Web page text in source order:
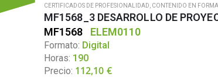
CERTIFICADOS DE PROFESIONALIDAD CONTENIDO EN
MF1568 ELEM0110
Formato: Digital
Horas: 190
Precio: 112,10 €